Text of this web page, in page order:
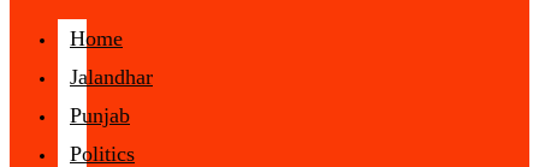
Home
Jalandhar
Punjab
Politics